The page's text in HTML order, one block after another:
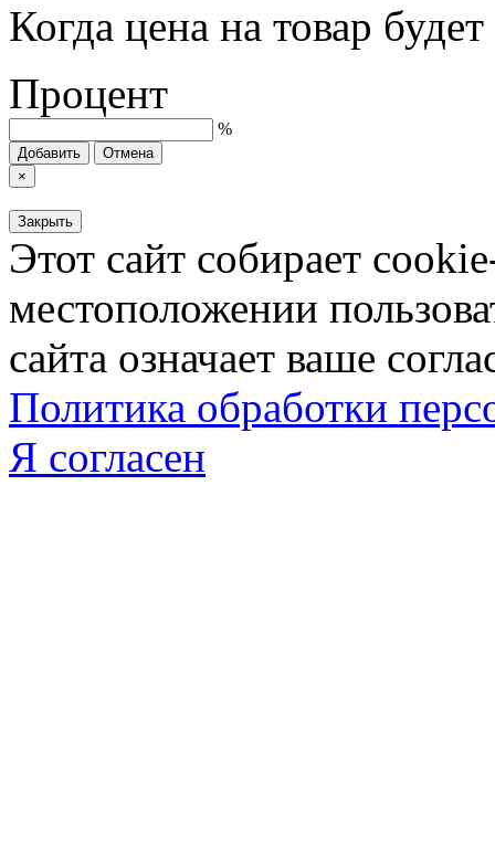
Когда цена на товар
Процент
%
Добавить
Отмена
×
Закрыть
Этот сайт собирает
местоположении
сайта означает ваше
Политика обработки
Я согласен